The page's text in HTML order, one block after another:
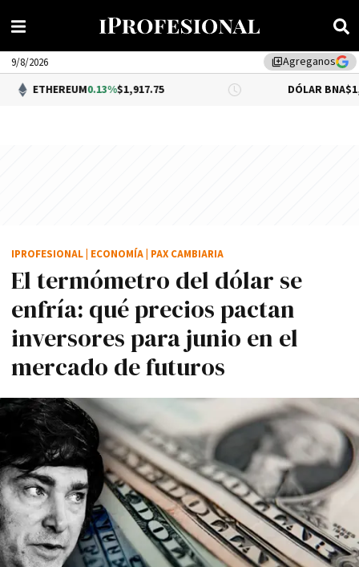
library_addAgreganos
9/8/2026
0.13%$1,917.75 DÓLAR BNA $1,520.00
El termómetro del dólar se
enfría: qué precios pactan
inversores para junio en el
mercado de futuros
IPROFESIONAL ECONOMÍA PAX CAMBIARIA